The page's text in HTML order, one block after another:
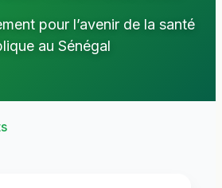
pour l’avenir de la santé
au Sénégal